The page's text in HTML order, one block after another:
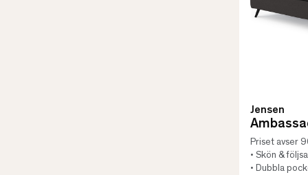
Jensen
Priset avser
• Skön &
• Dubbla